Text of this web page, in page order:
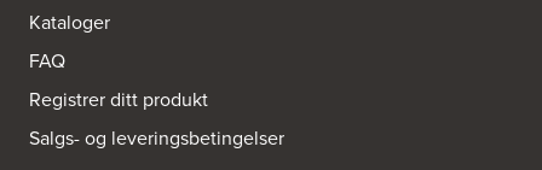
4296 Åkrehamn
http://www.interiormesteren.no
Bonaparte Interiør AS
Borgenveien 66
Kataloger
FAQ
Registrer ditt produkt
Salgs- og leveringsbetingelser